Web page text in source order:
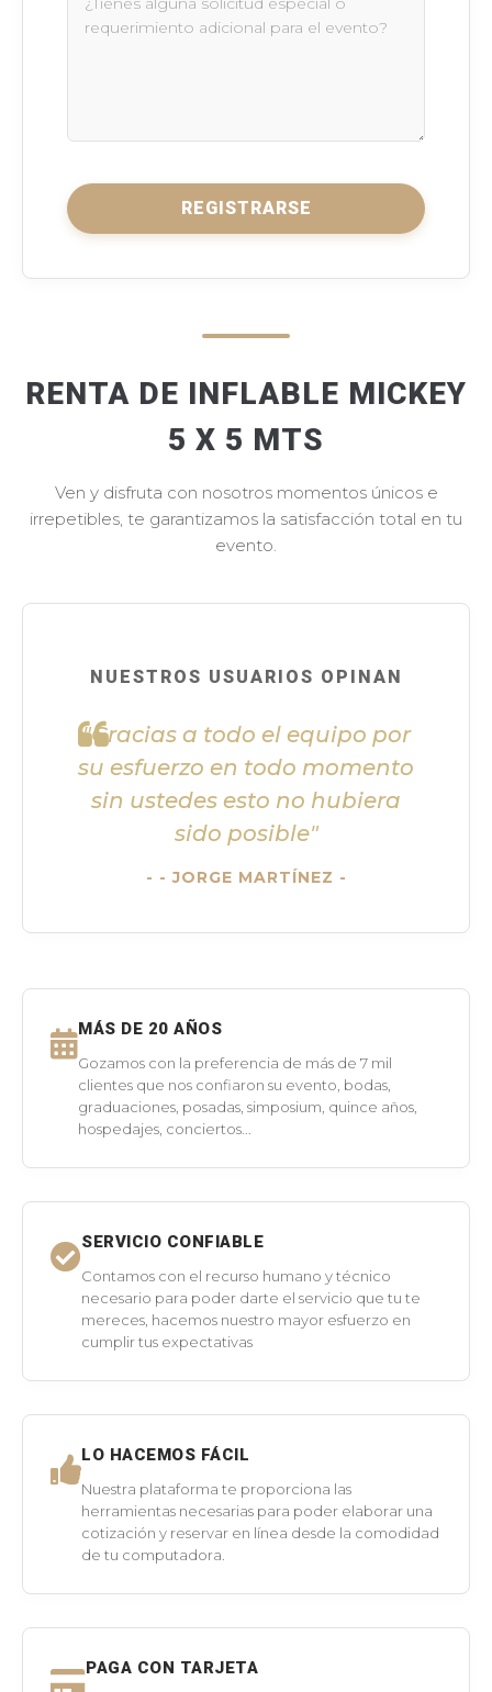
REGISTRARSE
RENTA DE INFLABLE MICKEY
5 X 5 MTS
Ven y disfruta con nosotros momentos únicos e
irrepetibles, te garantizamos la satisfacción total en tu
evento.
NUESTROS USUARIOS OPINAN
"Gracias a todo el equipo por
su esfuerzo en todo momento
sin ustedes esto no hubiera
sido posible"
- JORGE MARTÍNEZ -
MÁS DE 20 AÑOS
Gozamos con la preferencia de más de 7 mil
clientes que nos confiaron su evento, bodas,
graduaciones, posadas, simposium, quince años,
hospedajes, conciertos...
SERVICIO CONFIABLE
Contamos con el recurso humano y técnico
necesario para poder darte el servicio que tu te
mereces, hacemos nuestro mayor esfuerzo en
cumplir tus expectativas
LO HACEMOS FÁCIL
Nuestra plataforma te proporciona las
herramientas necesarias para poder elaborar una
cotización y reservar en línea desde la comodidad
de tu computadora.
PAGA CON TARJETA